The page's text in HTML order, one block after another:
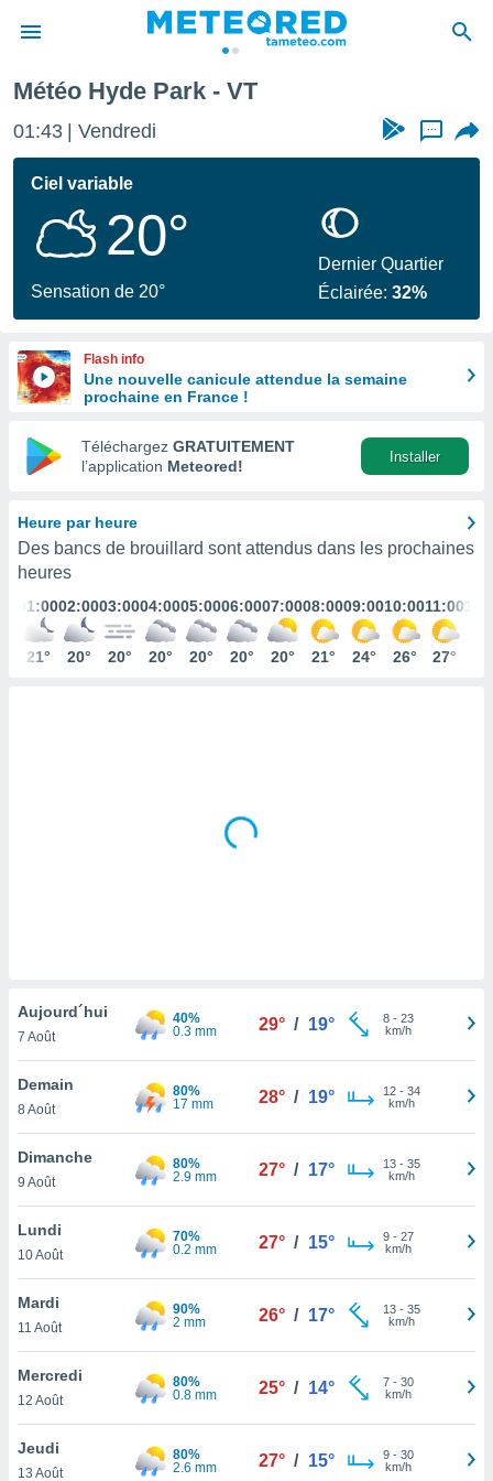
de
en
des
et
»,
au
vous
qu'ils
ou
de
ainsi
un
du
ACCEPTER
Météo Hyde Park - VT
01:43 Vendredi ...
Ciel variable
20°
Sensation de 20°
Dernier Quartier
Éclairée:32%
Flash info
Une nouvelle canicule attendue la semaine
prochaine en France !
Téléchargez GRATUITEMENT
l’application Meteored!
Installer
Heure par heure
Des bancs de brouillard sont attendus dans les prochaines
heures
01:00
21°
02:00
20°
03:00
20°
04:00
20°
05:00
20°
06:00
20°
07:00
20°
08:00
21°
09:00
24°
10:00
26°
11:00
27°
Aujourd´hui
7 Août
40%
0.3 mm
29° / 19° 8- 23
km/h
Demain
8 Août
80%
17 mm
28° / 19° 12- 34
km/h
Dimanche
9 Août
80%
2.9 mm
27° / 17° 13- 35
km/h
Lundi
10 Août
70%
0.2 mm
27° / 15° 9- 27
km/h
Mardi
11 Août
90%
2 mm
26° / 17° 13- 35
km/h
Mercredi
12 Août
80%
0.8 mm
25° / 14° 7- 30
km/h
Jeudi
13 Août
80%
2.6 mm
27° / 15° 9- 30
km/h